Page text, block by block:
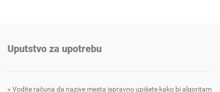
Uputstvo za upotrebu
Vodite računa da nazive mesta ispravno upišete kako bi algoritam